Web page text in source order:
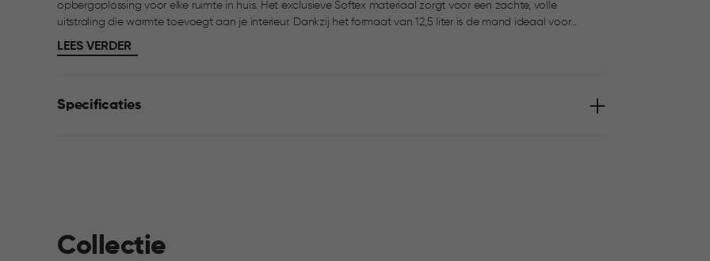
opbergoplossing voor elke ruimte in huis. Het exclusieve Softex materiaal zorgt voor een zachte, volle
uitstraling die warmte toevoegt aan je interieur. Dankzij het formaat van 12,5 liter is de mand ideaal voor
plaids, tijdschriften, speelgoed, kantoorspullen of accessoires. De comfortabele handgrepen maken hem
prettig in gebruik. Perfect te combineren met andere Softex manden.
LEES VERDER
Specificaties
Collectie